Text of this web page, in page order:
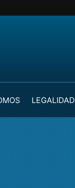
LEGALIDAD